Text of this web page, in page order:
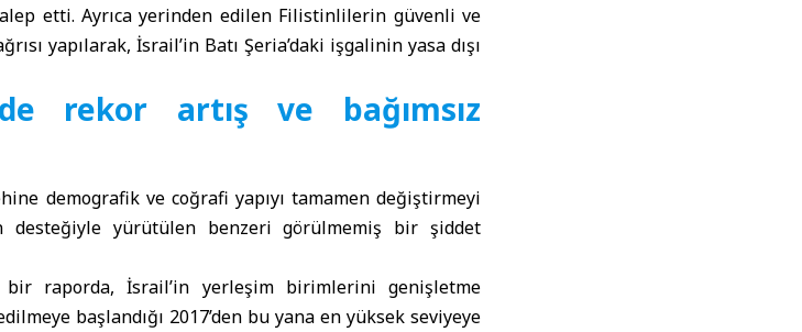
etti. Ayrıca yerinden edilen Filistinlilerin güvenli ve
yapılarak, İsrail’in Batı Şeria’daki işgalinin yasa dışı
rekor artış ve bağımsız
demografik ve coğrafi yapıyı tamamen değiştirmeyi
desteğiyle yürütülen benzeri görülmemiş bir şiddet
bir raporda, İsrail’in yerleşim birimlerini genişletme
başlandığı 2017’den bu yana en yüksek seviyeye